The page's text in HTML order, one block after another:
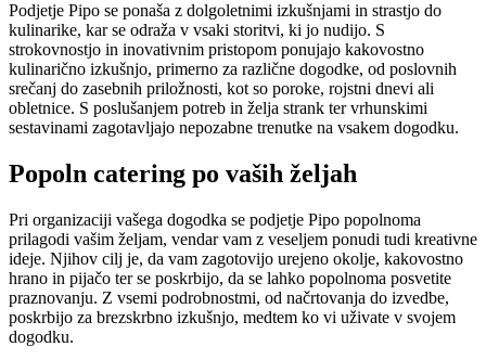
Podjetje Pipo se ponaša z dolgoletnimi izkušnjami in strastjo do
kulinarike, kar se odraža v vsaki storitvi, ki jo nudijo. S
strokovnostjo in inovativnim pristopom ponujajo kakovostno
kulinarično izkušnjo, primerno za različne dogodke, od poslovnih
srečanj do zasebnih priložnosti, kot so poroke, rojstni dnevi ali
obletnice. S poslušanjem potreb in želja strank ter vrhunskimi
sestavinami zagotavljajo nepozabne trenutke na vsakem dogodku.
Popoln catering po vaših željah
Pri organizaciji vašega dogodka se podjetje Pipo popolnoma
prilagodi vašim željam, vendar vam z veseljem ponudi tudi kreativne
ideje. Njihov cilj je, da vam zagotovijo urejeno okolje, kakovostno
hrano in pijačo ter se poskrbijo, da se lahko popolnoma posvetite
praznovanju. Z vsemi podrobnostmi, od načrtovanja do izvedbe,
poskrbijo za brezskrbno izkušnjo, medtem ko vi uživate v svojem
dogodku.